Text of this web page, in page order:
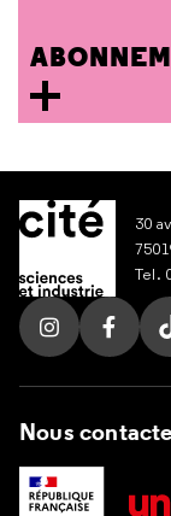
30
Tel.
Suivez nous
Nous